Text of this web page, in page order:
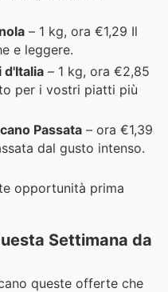
– 1 kg, ora €1,29 Il
e leggere.
d'Italia – 1 kg, ora €2,85
per i vostri piatti più
Passata – ora €1,39
dal gusto intenso.
opportunità prima
Settimana da
queste offerte che